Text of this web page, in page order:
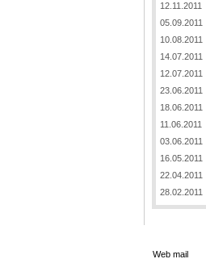
12.11.2011
05.09.2011
10.08.2011
14.07.2011
12.07.2011
23.06.2011
18.06.2011
11.06.2011
03.06.2011
16.05.2011
22.04.2011
28.02.2011
Web mail